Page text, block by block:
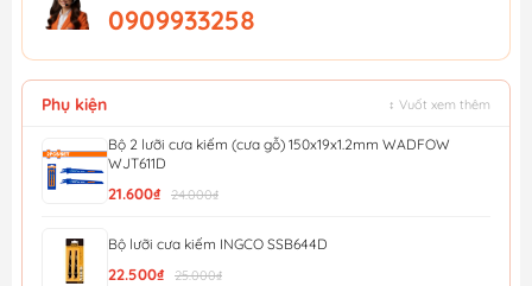
0909933258
Phụ kiện ↕ Vuốt xem thêm
Bộ 2 lưỡi cưa kiếm (cưa gỗ) 150x19x1.2mm WADFOW
WJT611D
21.600₫ 24.000₫
Bộ lưỡi cưa kiếm INGCO SSB644D
22.500₫ 25.000₫